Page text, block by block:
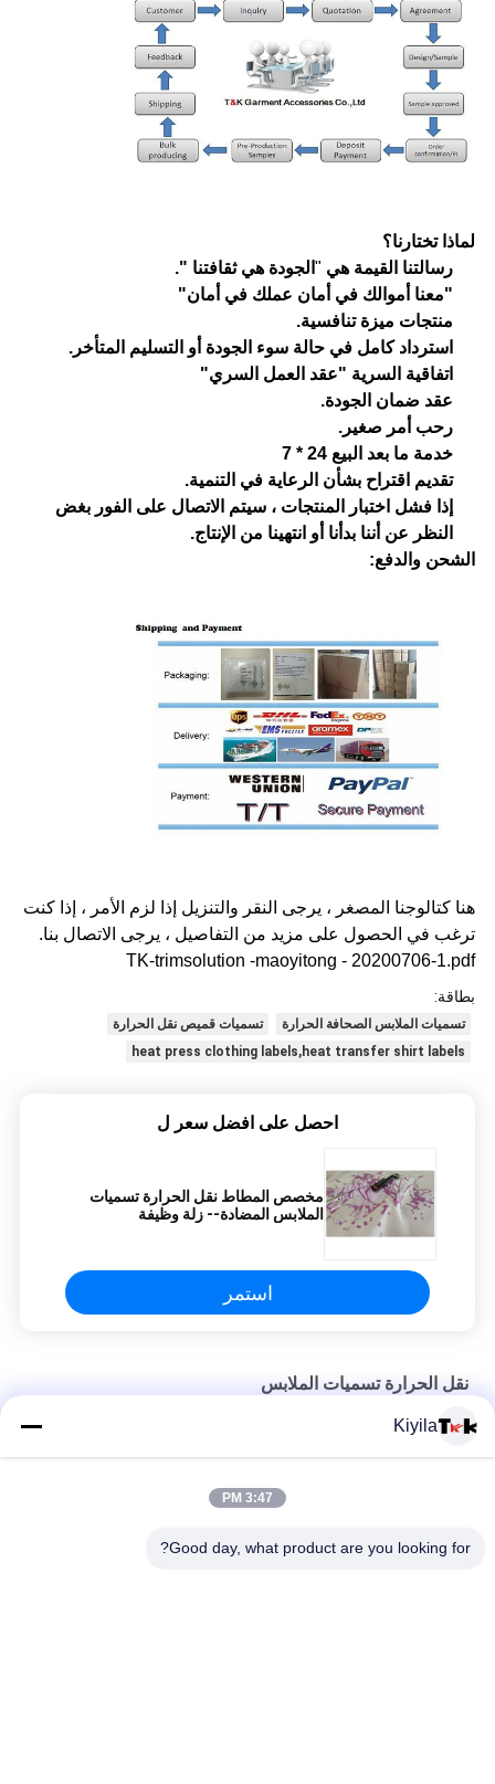
لماذا تختارنا؟
رسالتنا القيمة هي "الجودة هي ثقافتنا ".
"معنا أموالك في أمان عملك في أمان"
منتجات ميزة تنافسية.
استرداد كامل في حالة سوء الجودة أو التسليم المتأخر.
اتفاقية السرية "عقد العمل السري"
عقد ضمان الجودة.
رحب أمر صغير.
خدمة ما بعد البيع 24 * 7
تقديم اقتراح بشأن الرعاية في التنمية.
إذا فشل اختبار المنتجات ، سيتم الاتصال على الفور بغض
النظر عن أننا بدأنا أو انتهينا من الإنتاج.
الشحن والدفع:
هنا كتالوجنا المصغر ، يرجى النقر والتنزيل إذا لزم الأمر ، إذا كنت
ترغب في الحصول على مزيد من التفاصيل ، يرجى الاتصال بنا.
TK-trimsolution -maoyitong - 20200706-1.pdf
بطاقة:
تسميات الملابس الصحافة الحرارة
تسميات قميص نقل الحرارة
heat press clothing labels,heat transfer shirt labels
احصل على افضل سعر ل
مخصص المطاط نقل الحرارة تسميات
الملابس المضادة-- زلة وظيفة
استمر
نقل الحرارة تسميات الملابس
الحرارة شارة سليكون
تعديل تقليد الجليد شبه شفافة لامعة TPU شعار تسليم الحرارة الملابس
Kiyila
3:47 PM
Good day, what product are you looking for?